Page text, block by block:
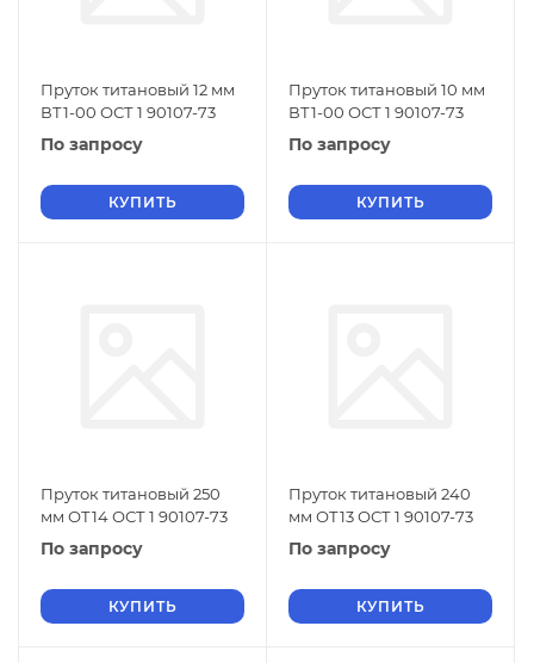
Пруток титановый 12 мм
ВТ1-00 ОСТ 1 90107-73
По запросу
КУПИТЬ
Пруток титановый 10 мм
ВТ1-00 ОСТ 1 90107-73
По запросу
КУПИТЬ
Пруток титановый 250
мм ОТ14 ОСТ 1 90107-73
По запросу
КУПИТЬ
Пруток титановый 240
мм ОТ13 ОСТ 1 90107-73
По запросу
КУПИТЬ